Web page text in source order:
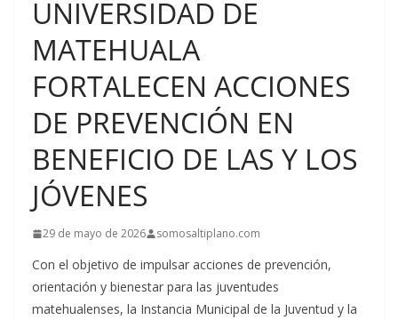
UNIVERSIDAD DE
MATEHUALA
FORTALECEN ACCIONES
DE PREVENCIÓN EN
BENEFICIO DE LAS Y LOS
JÓVENES
29 de mayo de 2026 somosaltiplano.com
Con el objetivo de impulsar acciones de prevención,
orientación y bienestar para las juventudes
matehualenses, la Instancia Municipal de la Juventud y la